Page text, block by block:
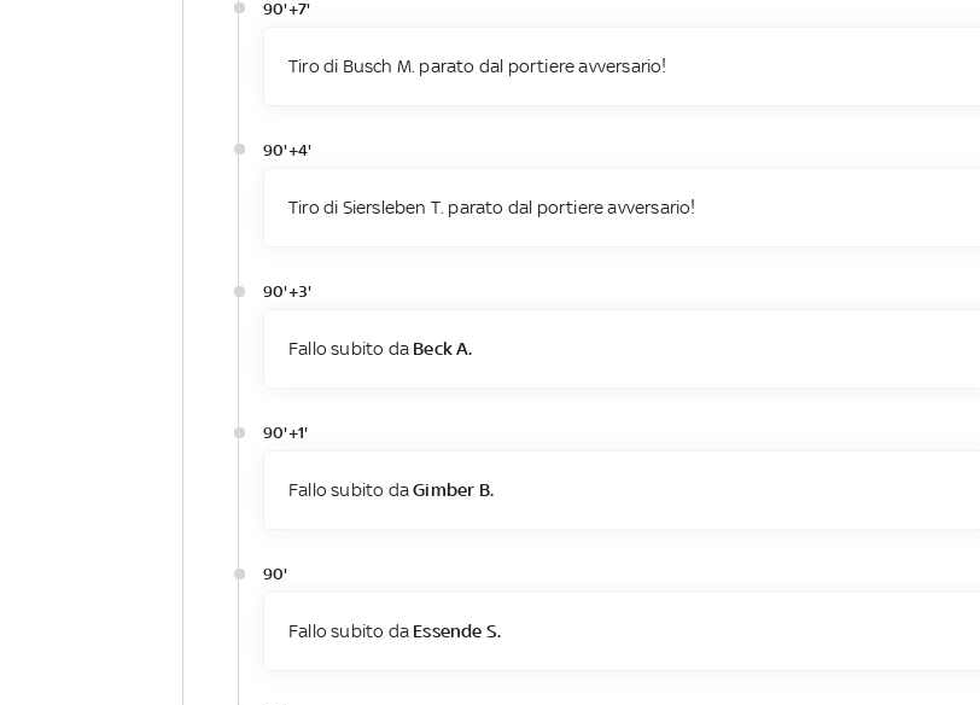
90'+7'
Tiro di Busch M. parato dal portiere avversario!
90'+4'
Tiro di Siersleben T. parato dal portiere avversario!
90'+3'
Fallo subito da Beck A.
90'+1'
Fallo subito daGimber B.
90'
Fallo subito da Essende S.